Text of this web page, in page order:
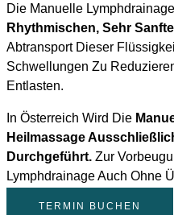
Die Manuelle
Rhythmischen, Sehr
Abtransport Dieser
Schwellungen Zu
Entlasten.
In Österreich Wird Die
Heilmassage
Durchgeführt. Zur
Lymphdrainage Auch Ohne
TERMIN BUCHEN